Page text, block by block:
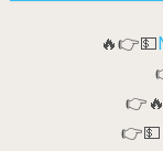
🔥👉💵
👉🔥